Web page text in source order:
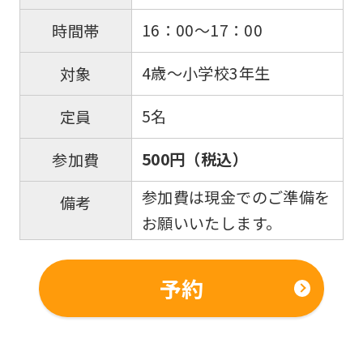
時間帯
16：00～17：00
対象
4歳～小学校3年生
定員
5名
参加費
500円（税込）
備考
参加費は現金でのご準備を
お願いいたします。
予約